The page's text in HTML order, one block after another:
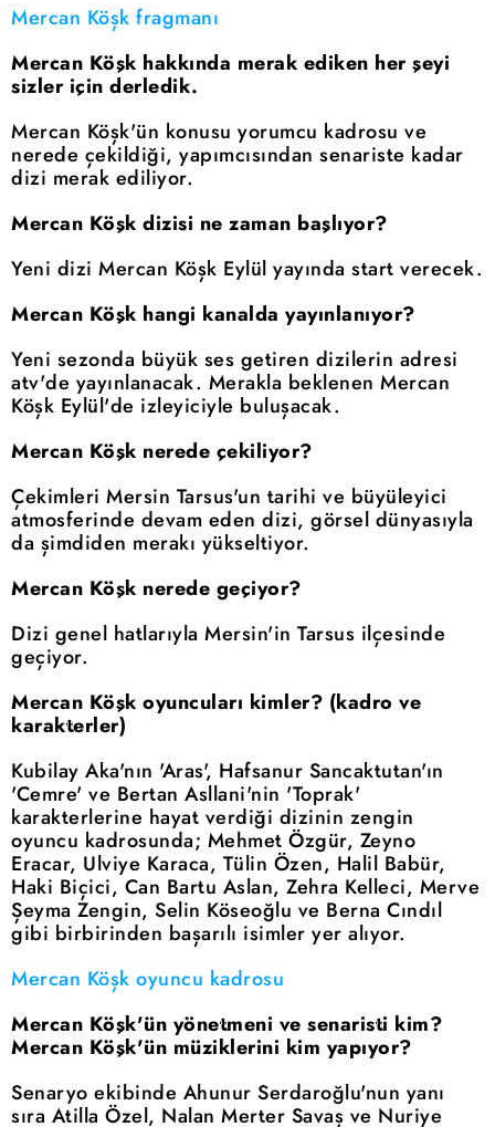
Mercan Köşk fragmanı
Mercan Köşk hakkında merak ediken her şeyi
sizler için derledik.
Mercan Köşk'ün konusu yorumcu kadrosu ve
nerede çekildiği, yapımcısından senariste kadar
dizi merak ediliyor.
Mercan Köşk dizisi ne zaman başlıyor?
Yeni dizi Mercan Köşk Eylül yayında start verecek.
Mercan Köşk hangi kanalda yayınlanıyor?
Yeni sezonda büyük ses getiren dizilerin adresi
atv'de yayınlanacak. Merakla beklenen Mercan
Köşk Eylül'de izleyiciyle buluşacak.
Mercan Köşk nerede çekiliyor?
Çekimleri Mersin Tarsus'un tarihi ve büyüleyici
atmosferinde devam eden dizi, görsel dünyasıyla
da şimdiden merakı yükseltiyor.
Mercan Köşk nerede geçiyor?
Dizi genel hatlarıyla Mersin'in Tarsus ilçesinde
geçiyor.
Mercan Köşk oyuncuları kimler? (kadro ve
karakterler)
Kubilay Aka'nın 'Aras', Hafsanur Sancaktutan'ın
'Cemre' ve Bertan Asllani'nin 'Toprak'
karakterlerine hayat verdiği dizinin zengin
oyuncu kadrosunda; Mehmet Özgür, Zeyno
Eracar, Ulviye Karaca, Tülin Özen, Halil Babür,
Haki Biçici, Can Bartu Aslan, Zehra Kelleci, Merve
Şeyma Zengin, Selin Köseoğlu ve Berna Cındıl
gibi birbirinden başarılı isimler yer alıyor.
Mercan Köşk oyuncu kadrosu
Mercan Köşk'ün yönetmeni ve senaristi kim?
Mercan Köşk'ün müziklerini kim yapıyor?
Senaryo ekibinde Ahunur Serdaroğlu'nun yanı
sıra Atilla Özel, Nalan Merter Savaş ve Nuriye